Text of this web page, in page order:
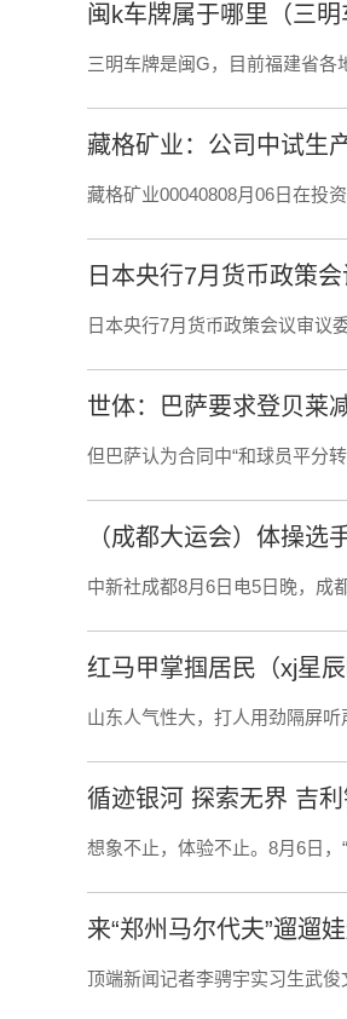
闽k车牌属于哪里（三明
三明车牌是闽G，目前福建省各
藏格矿业00040808月06日在投
日本央行7月货币政策
日本央行7月货币政策会议审议
世体：巴萨要求登贝莱
但巴萨认为合同中“和球员平分
（成都大运会）体操选
中新社成都8月6日电5日晚，成
红马甲掌掴居民（xj星
山东人气性大，打人用劲隔屏
循迹银河 探索无界 吉
想象不止，体验不止。8月6日，
来“郑州马尔代夫”遛遛
顶端新闻记者李骋宇实习生武